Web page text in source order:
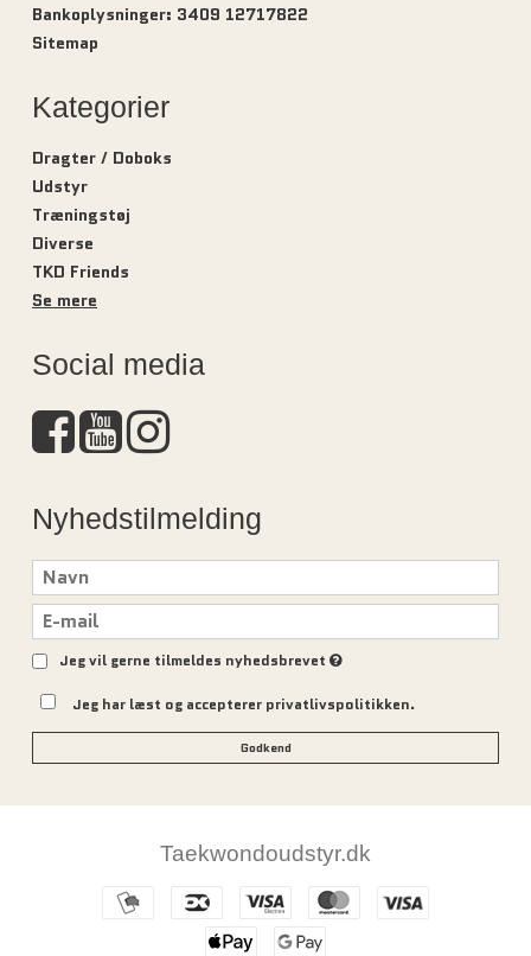
Bankoplysninger: 3409 12717822
Sitemap
Kategorier
Dragter / Doboks
Udstyr
Træningstøj
Diverse
TKD Friends
Se mere
Social media
Nyhedstilmelding
Jeg vil gerne tilmeldes nyhedsbrevet
Jeg har læst og accepterer privatlivspolitikken.
Godkend
Taekwondoudstyr.dk